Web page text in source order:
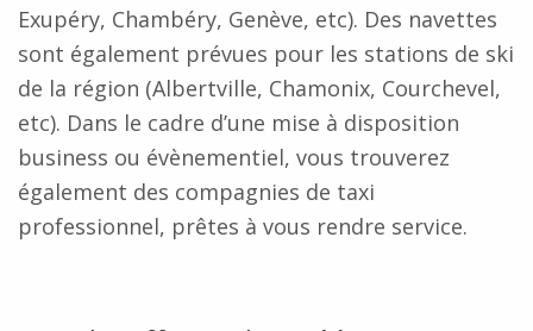
Exupéry, Chambéry, Genève, etc). Des navettes
sont également prévues pour les stations de ski
de la région (Albertville, Chamonix, Courchevel,
etc). Dans le cadre d’une mise à disposition
business ou évènementiel, vous trouverez
également des compagnies de taxi
professionnel, prêtes à vous rendre service.